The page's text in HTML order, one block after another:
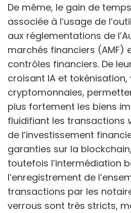
De même, le gain de
associée à l’usage de
aux réglementations de
marchés financiers (AMF)
contrôles financiers. De
croisant IA et tokénisation,
cryptomonnaies,
plus fortement les biens
fluidifiant les transactions
de l’investissement
garanties sur la
toutefois l’intermédiation
l’enregistrement de
transactions par les
verrous sont très stricts,